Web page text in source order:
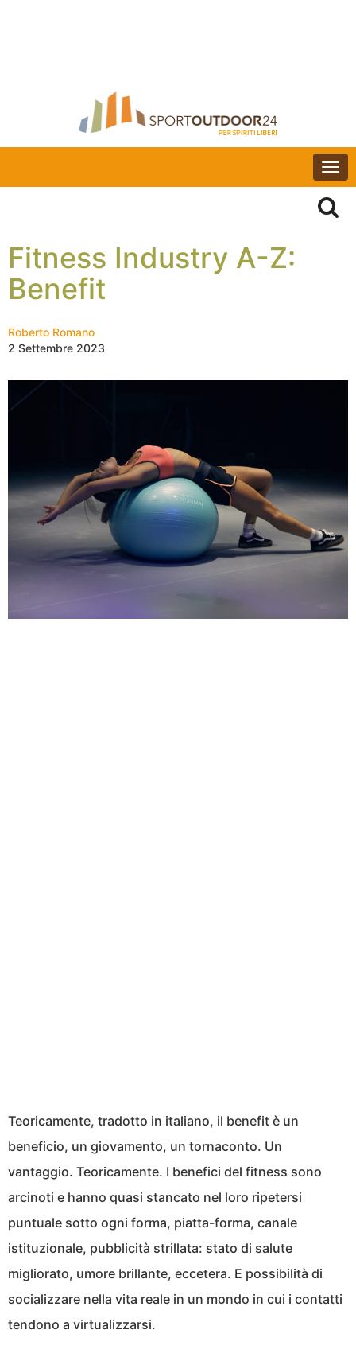
Fitness Industry A-Z:
Benefit
Roberto Romano
2 Settembre 2023
Teoricamente, tradotto in italiano, il benefit è un
beneficio, un giovamento, un tornaconto. Un
vantaggio. Teoricamente. I benefici del fitness sono
arcinoti e hanno quasi stancato nel loro ripetersi
puntuale sotto ogni forma, piatta-forma, canale
istituzionale, pubblicità strillata: stato di salute
migliorato, umore brillante, eccetera. E possibilità di
socializzare nella vita reale in un mondo in cui i contatti
tendono a virtualizzarsi.